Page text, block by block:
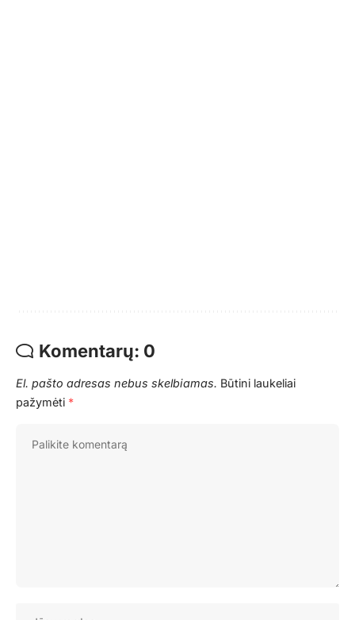
Komentarų: 0
El. pašto adresas nebus skelbiamas. Būtini laukeliai
pažymėti *